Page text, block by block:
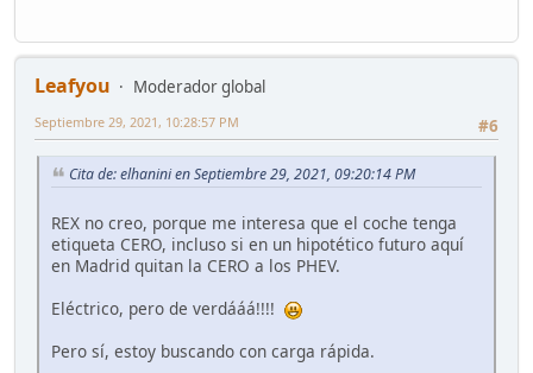
Leafyou
Moderador global
#6
Septiembre 29, 2021, 10:28:57 PM
Cita de: elhanini en Septiembre 29, 2021, 09:20:14 PM
REX no creo, porque me interesa que el coche tenga
etiqueta CERO, incluso si en un hipotético futuro aquí
en Madrid quitan la CERO a los PHEV.
Eléctrico, pero de verdááá!!!!
Pero sí, estoy buscando con carga rápida.